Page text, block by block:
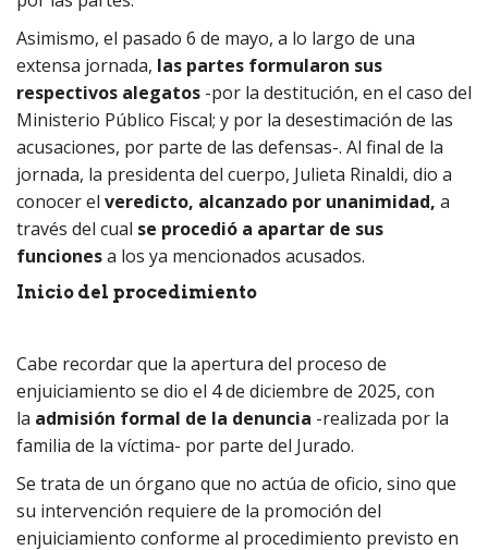
Asimismo, el pasado 6 de mayo, a lo largo de una
extensa jornada, las partes formularon sus
respectivos alegatos -por la destitución, en el caso del
Ministerio Público Fiscal; y por la desestimación de las
acusaciones, por parte de las defensas-. Al final de la
jornada, la presidenta del cuerpo, Julieta Rinaldi, dio a
conocer el veredicto, alcanzado por unanimidad, a
través del cual se procedió a apartar de sus
funcionesa los ya mencionados acusados.
Inicio del procedimiento
Cabe recordar que la apertura del proceso de
enjuiciamiento se dio el 4 de diciembre de 2025, con
la admisión formal de la denuncia -realizada por la
familia de la víctima- por parte del Jurado.
Se trata de un órgano que no actúa de oficio, sino que
su intervención requiere de la promoción del
enjuiciamiento conforme al procedimiento previsto en